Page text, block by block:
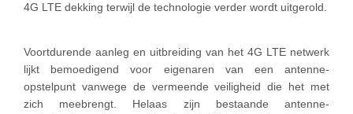
4G LTE dekking terwijl de technologie verder wordt uitgerold.
Voortdurende aanleg en uitbreiding van het 4G LTE netwerk
lijkt bemoedigend voor eigenaren van een antenne-
opstelpunt vanwege de vermeende veiligheid die het met
zich meebrengt. Helaas zijn bestaande antenne-